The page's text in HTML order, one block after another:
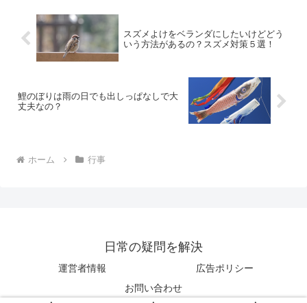
スズメよけをベランダにしたいけどどう
いう方法があるの？スズメ対策５選！
鯉のぼりは雨の日でも出しっぱなしで大
丈夫なの？
ホーム 行事
日常の疑問を解決
運営者情報
広告ポリシー
お問い合わせ